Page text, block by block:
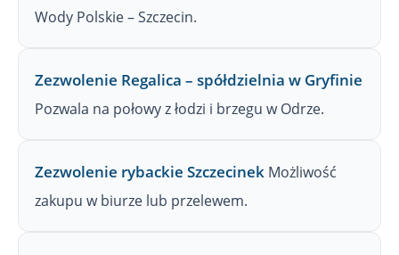
Wody Polskie – Szczecin.
Zezwolenie Regalica – spółdzielnia w Gryfinie
Pozwala na połowy z łodzi i brzegu w Odrze.
Zezwolenie rybackie Szczecinek Możliwość
zakupu w biurze lub przelewem.